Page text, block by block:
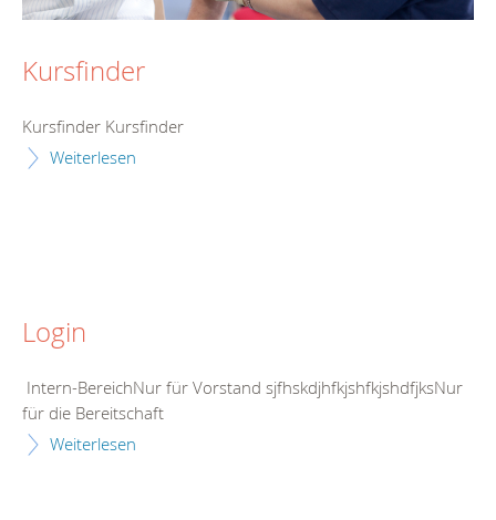
Kursfinder
Kursfinder Kursfinder
Weiterlesen
Login
Intern-BereichNur für Vorstand sjfhskdjhfkjshfkjshdfjksNur
für die Bereitschaft
Weiterlesen